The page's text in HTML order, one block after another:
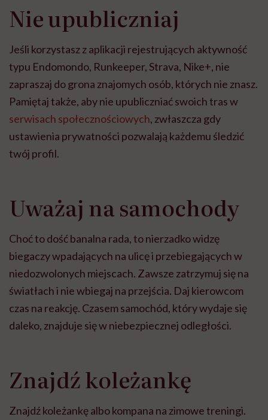
Nie upubliczniaj
Jeśli korzystasz z aplikacji rejestrujących aktywność
typu Endomondo, Runkeeper, Strava, Nike+, nie
zapraszaj do grona znajomych osób, których nie znasz.
Pamiętaj także, aby nie upubliczniać swoich tras w
serwisach społecznościowych, zwłaszcza gdy
ustawienia prywatności pozwalają każdemu śledzić
twój profil.
Uważaj na samochody
Choć to dość banalna rada, to nierzadko widzę
biegaczy wpadających na ulicę i przebiegających w
niedozwolonych miejscach. Zawsze zatrzymuj się na
światłach i nie wbiegaj na przejścia. Daj kierowcom
czas na reakcję. Czasem samochód, który wydaje się
daleko, znajduje się w niebezpiecznej odległości.
Znajdź koleżankę
Znajdź koleżankę albo kompana na zimowe treningi.